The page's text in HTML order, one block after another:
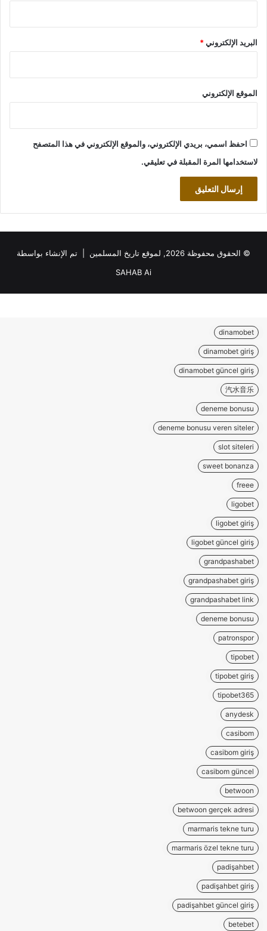
البريد الإلكتروني*
الموقع الإلكتروني
احفظ اسمي، بريدي الإلكتروني، والموقع الإلكتروني في هذا المتصفح
لاستخدامها المرة المقبلة في تعليقي.
© الحقوق محفوظة 2026, لموقع تاريخ المسلمين | تم الإنشاء بواسطة
SAHAB Ai
dinamobet
dinamobet giriş
dinamobet güncel giriş
汽水音乐
deneme bonusu
deneme bonusu veren siteler
slot siteleri
sweet bonanza
freee
ligobet
ligobet giriş
ligobet güncel giriş
grandpashabet
grandpashabet giriş
grandpashabet link
deneme bonusu
patronspor
tipobet
tipobet giriş
tipobet365
anydesk
casibom
casibom giriş
casibom güncel
betwoon
betwoon gerçek adresi
marmaris tekne turu
marmaris özel tekne turu
padişahbet
padişahbet giriş
padişahbet güncel giriş
betebet